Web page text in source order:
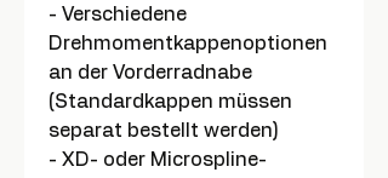
- Verschiedene
Drehmomentkappenoptionen
an der Vorderradnabe
(Standardkappen müssen
separat bestellt werden)
- XD- oder Microspline-